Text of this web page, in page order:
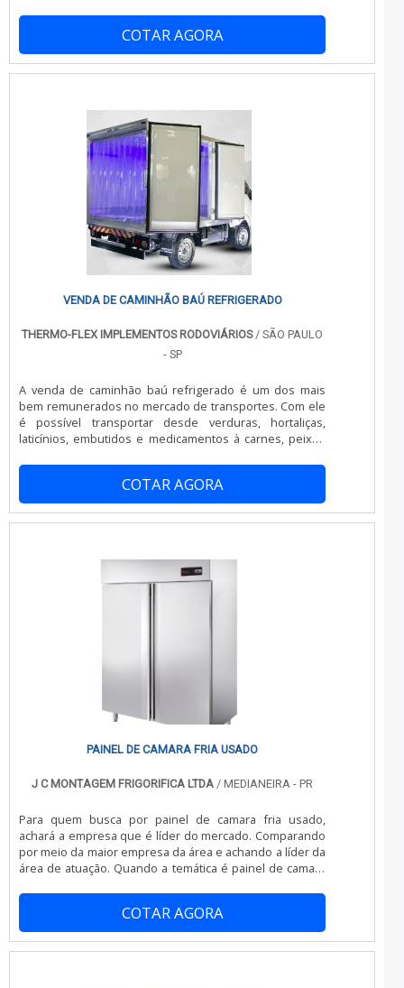
totalmente conservada e pronta para uso. Utilizar um
baú frigorífico é contar com o melhor no quesito de
inovação dentro do mercado de transportes para
alimentos que sejam perecíveis. Isso porque o baú
COTAR AGORA
VENDA DE CAMINHÃO BAÚ REFRIGERADO
THERMO-FLEX IMPLEMENTOS RODOVIÁRIOS/ SÃO PAULO
- SP
A venda de caminhão baú refrigerado é um dos mais
bem remunerados no mercado de transportes. Com ele
é possível transportar desde verduras, hortaliças,
laticínios, embutidos e medicamentos à carnes, peixes
modelos e tamanhos que se adaptam a temperatura do
produto e conservam até o destino final sem
prejuízo.COMPOSIÇÃO DO BAÚ DE CAMINHÃOSe você
ainda não adquiriu o caminhão, você pode escol-mdher
COTAR AGORA
PAINEL DE CAMARA FRIA USADO
J C MONTAGEM FRIGORIFICA LTDA / MEDIANEIRA - PR
Para quem busca por painel de camara fria usado,
achará a empresa que é líder do mercado. Comparando
por meio da maior empresa da área e achando a líder da
área de atuação. Quando a temática é painel de camara
encontrar ótima qualidade com tempo ágil e com total
segurança.UM POUCO MAIS SOBRE PAINEL DE CAMARA
FRIA USADOHá muitas maneiras eficientes de
demonstrar competência e excelência em sua área de
COTAR AGORA